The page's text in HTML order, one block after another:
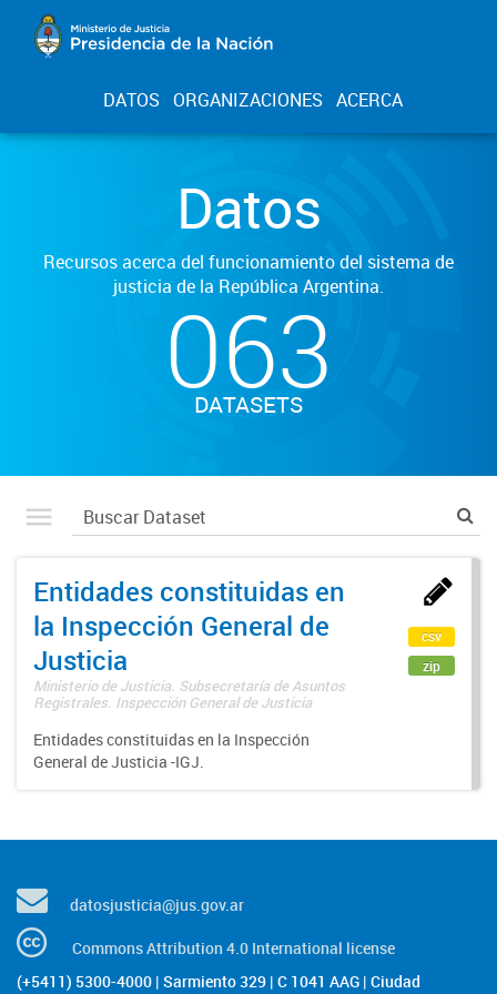
DATOS ORGANIZACIONES ACERCA
Datos
Recursos acerca del funcionamiento del sistema de
justicia de la República Argentina.
063
DATASETS
Entidades constituidas en
la Inspección General de
Justicia
Ministerio de Justicia. Subsecretaría de Asuntos
Registrales. Inspección General de Justicia
Entidades constituidas en la Inspección
General de Justicia -IGJ.
csv
zip
datosjusticia@jus.gov.ar
Commons Attribution 4.0 International license
(+5411) 5300-4000 | Sarmiento 329 | C 1041 AAG | Ciudad